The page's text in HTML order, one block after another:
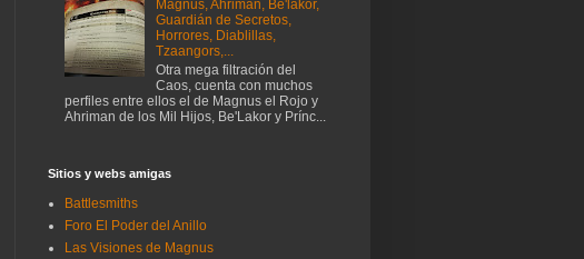
Magnus, Ahriman, Be'lakor,
Guardián de Secretos,
Horrores, Diablillas,
Tzaangors,...
Otra mega filtración del
Caos, cuenta con muchos
perfiles entre ellos el de Magnus el Rojo y
Ahriman de los Mil Hijos, Be'Lakor y Prínc...
Sitios y webs amigas
Battlesmiths
Foro El Poder del Anillo
Las Visiones de Magnus